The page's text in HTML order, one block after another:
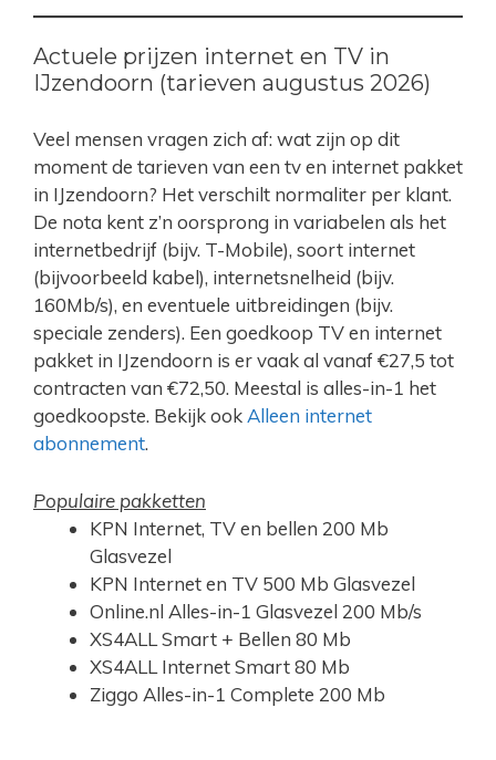
Actuele prijzen internet en TV in
IJzendoorn (tarieven augustus 2026)
Veel mensen vragen zich af: wat zijn op dit
moment de tarieven van een tv en internet pakket
in IJzendoorn? Het verschilt normaliter per klant.
De nota kent z’n oorsprong in variabelen als het
internetbedrijf (bijv. T-Mobile), soort internet
(bijvoorbeeld kabel), internetsnelheid (bijv.
160Mb/s), en eventuele uitbreidingen (bijv.
speciale zenders). Een goedkoop TV en internet
pakket in IJzendoorn is er vaak al vanaf €27,5 tot
contracten van €72,50. Meestal is alles-in-1 het
goedkoopste. Bekijk ookAlleen internet
abonnement.
Populaire pakketten
KPN Internet, TV en bellen 200 Mb
Glasvezel
KPN Internet en TV 500 Mb Glasvezel
Online.nl Alles-in-1 Glasvezel 200 Mb/s
XS4ALL Smart + Bellen 80 Mb
XS4ALL Internet Smart 80 Mb
Ziggo Alles-in-1 Complete 200 Mb